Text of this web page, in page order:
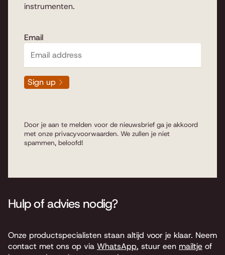
instrumenten.
Email
Sign up
Door je aan te melden voor de nieuwsbrief ga je akkoord
met onze privacyvoorwaarden. We zullen je niet
spammen, beloofd!
Hulp of advies nodig?
Onze productspecialisten staan altijd voor je klaar. Neem
contact met ons op via WhatsApp, stuur een mailtje of